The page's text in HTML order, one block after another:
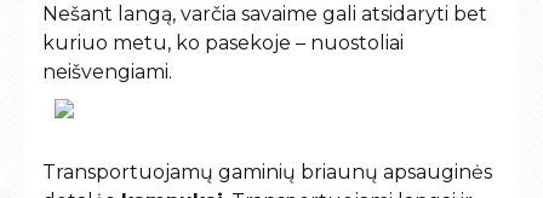
Nešant langą, varčia savaime gali atsidaryti bet
kuriuo metu, ko pasekoje – nuostoliai
neišvengiami.
Transportuojamų gaminių briaunų apsauginės